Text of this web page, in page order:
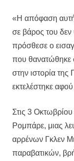
«Η απόφαση αυτή
σε βάρος του δεν
πρόσθεσε ο
που θανατώθηκε
στην ιστορία της
εκτελέστηκε
Στις 3
Ρομπάρε, μιας
αρρένων Γκλεν
παραβατικών,